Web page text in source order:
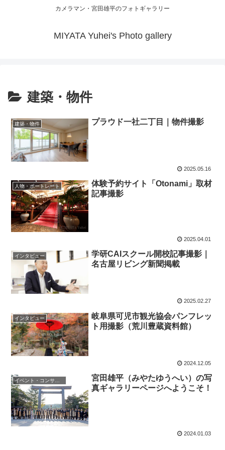
カメラマン・宮田雄平のフォトギャラリー
MIYATA Yuhei's Photo gallery
建築・物件
建築・物件 プラウド一社二丁目｜物件撮影
2025.05.16
人物・ポートレート
体験予約サイト「Otonami」取材
記事撮影
2025.04.01
インタビュー
学研CAIスクール開校記事撮影｜
名古屋リビング新聞掲載
2025.02.27
インタビュー
岐阜県可児市観光協会パンフレッ
ト用撮影（荒川豊蔵資料館）
2024.12.05
イベント・コンサート・ライヴ
宮田雄平（みやたゆうへい）の写
真ギャラリーページへようこそ！
2024.01.03